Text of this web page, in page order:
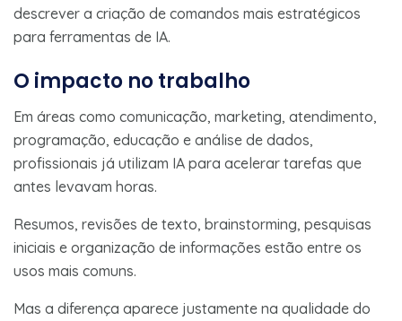
descrever a criação de comandos mais estratégicos
para ferramentas de IA.
O impacto no trabalho
Em áreas como comunicação, marketing, atendimento,
programação, educação e análise de dados,
profissionais já utilizam IA para acelerar tarefas que
antes levavam horas.
Resumos, revisões de texto, brainstorming, pesquisas
iniciais e organização de informações estão entre os
usos mais comuns.
Mas a diferença aparece justamente na qualidade do